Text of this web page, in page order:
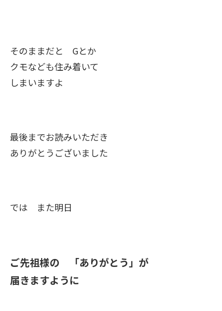
そのままだと Gとか
クモなども住み着いて
しまいますよ
最後までお読みいただき
ありがとうございました
では また明日
ご先祖様の 「ありがとう」が
届きますように